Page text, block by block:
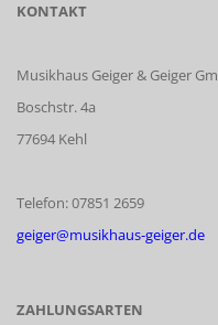
KONTAKT
Musikhaus Geiger & Geiger
Boschstr. 4a
77694 Kehl
Telefon: 07851 2659
geiger@musikhaus-geiger.de
ZAHLUNGSARTEN